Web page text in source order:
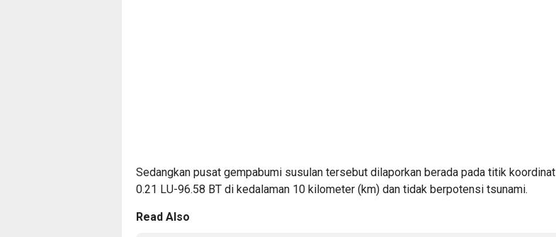
Sedangkan pusat gempabumi susulan tersebut dilaporkan berada pada titik koordinat
0.21 LU-96.58 BT di kedalaman 10 kilometer (km) dan tidak berpotensi tsunami.
Read Also